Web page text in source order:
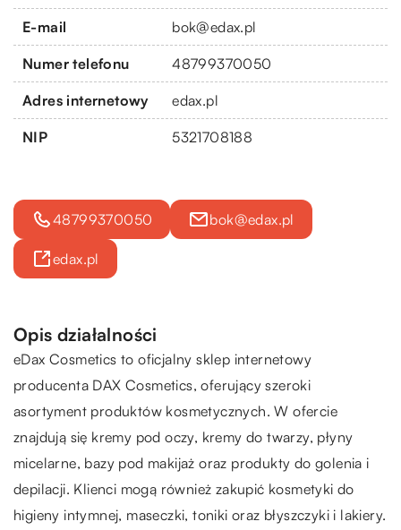
E-mail bok@edax.pl
Numer telefonu 48799370050
Adres internetowy edax.pl
NIP 5321708188
48799370050 bok@edax.pl
edax.pl
Opis działalności
eDax Cosmetics to oficjalny sklep internetowy
producenta DAX Cosmetics, oferujący szeroki
asortyment produktów kosmetycznych. W ofercie
znajdują się kremy pod oczy, kremy do twarzy, płyny
micelarne, bazy pod makijaż oraz produkty do golenia i
depilacji. Klienci mogą również zakupić kosmetyki do
higieny intymnej, maseczki, toniki oraz błyszczyki i lakiery.